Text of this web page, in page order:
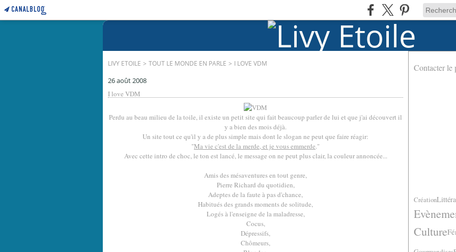
LIVY ETOILE > TOUT LE MONDE EN PARLE > I LOVE VDM
26 août 2008
I love VDM
Perdu au beau milieu de la toile, il existe un petit site qui fait beaucoup parler de lui et que j'ai découvert il
y a bien des mois déjà.
Un site tout ce qu'il y a de plus simple mais dont le slogan ne peut que faire réagir:
"Ma vie c'est de la merde, et je vous emmerde."
Avec cette intro de choc, le ton est lancé, le message on ne peut plus clair, la couleur annoncée...
Amis des mésaventures en tout genre,
Pierre Richard du quotidien,
Adeptes de la faute à pas d'chance,
Habitués des grands moments de solitude,
Logés à l'enseigne de la maladresse,
Cocus,
Dépressifs,
Chômeurs,
Contacter le
Création
Culture